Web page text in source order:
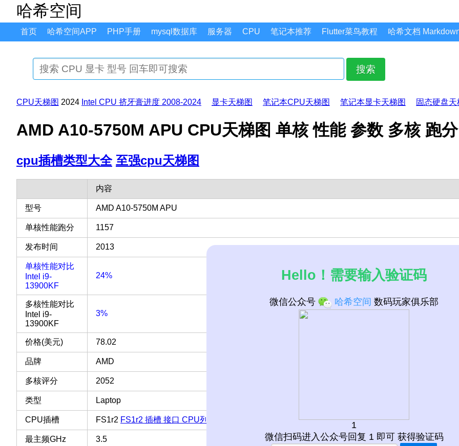
哈希空间
首页 哈希空间APP PHP手册 mysql数据库 服务器 CPU 笔记本推荐 Flutter菜鸟教程 哈希文档
搜索
CPU天梯图 2024 Intel CPU 挤牙膏进度 2008-2024 显卡天梯图 笔记本CPU天梯图 笔记本显卡天梯图 固态硬盘天
AMD A10-5750M APU CPU天梯图 单核 性能 参数 多核 跑
cpu插槽类型大全 至强cpu天梯图
内容
型号 AMD A10-5750M APU
单核性能跑分 1157
发布时间 2013
单核性能对比
Intel i9-
13900KF
24%
多核性能对比
Intel i9-
13900KF
3%
价格(美元) 78.02
品牌 AMD
多核评分 2052
类型 Laptop
CPU插槽 FS1r2 FS1r2 插槽 接口 CPU列表
最主频GHz 3.5
Hello！需要输入验证码
微信公众号 哈希空间 数码玩家俱乐部
1
微信扫码进入公众号回复 1 即可 获得验证码